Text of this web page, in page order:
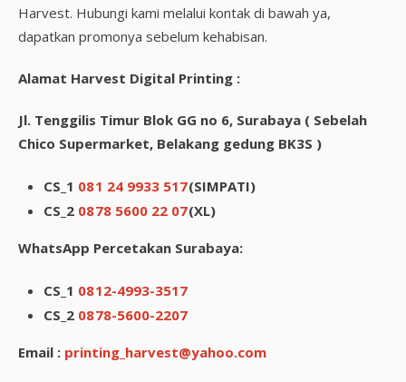
Harvest. Hubungi kami melalui kontak di bawah ya,
dapatkan promonya sebelum kehabisan.
Alamat Harvest Digital Printing :
Jl. Tenggilis Timur Blok GG no 6, Surabaya ( Sebelah
Chico Supermarket, Belakang gedung BK3S )
CS_1 081 24 9933 517(SIMPATI)
CS_2 0878 5600 22 07(XL)
WhatsApp Percetakan Surabaya:
CS_1 0812-4993-3517
CS_2 0878-5600-2207
Email : printing_harvest@yahoo.com